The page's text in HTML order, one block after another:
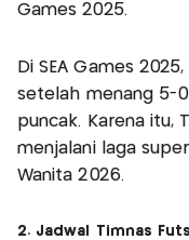
Games 2025.
Di SEA Games
setelah menang 5-
puncak. Karena itu,
menjalani laga
Wanita 2026.
2. Jadwal Timnas